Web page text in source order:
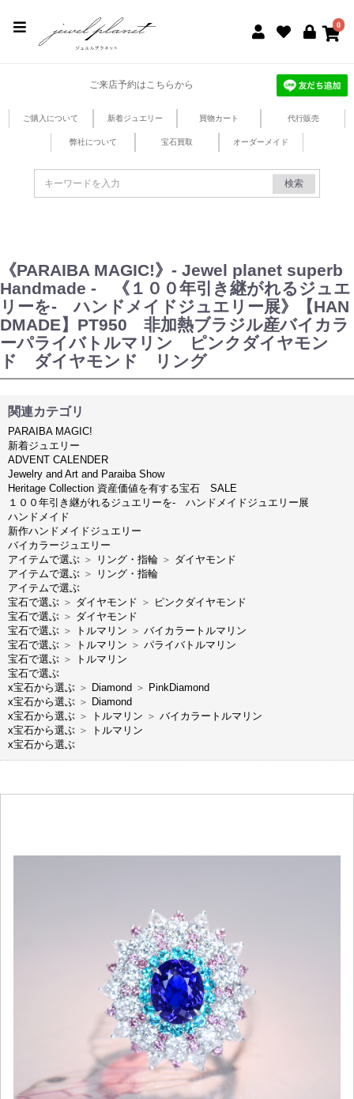
0
ご来店予約はこちらから
ご購入について 新着ジュエリー 買物カート 代行販売
弊社について 宝石買取 オーダーメイド
検索
《PARAIBA MAGIC!》- Jewel planet superb
Handmade - 《１００年引き継がれるジュエ
リーを- ハンドメイドジュエリー展》【HAN
DMADE】PT950 非加熱ブラジル産バイカラ
ーパライバトルマリン ピンクダイヤモン
ド ダイヤモンド リング
関連カテゴリ
PARAIBA MAGIC!
新着ジュエリー
ADVENT CALENDER
Jewelry and Art and Paraiba Show
Heritage Collection 資産価値を有する宝石 SALE
１００年引き継がれるジュエリーを- ハンドメイドジュエリー展
ハンドメイド
新作ハンドメイドジュエリー
バイカラージュエリー
アイテムで選ぶ ＞ リング・指輪 ＞ ダイヤモンド
アイテムで選ぶ ＞
リング・指輪
アイテムで選ぶ
宝石で選ぶ ＞ ダイヤモンド ＞ ピンクダイヤモンド
宝石で選ぶ ＞ ダイヤモンド
宝石で選ぶ ＞ トルマリン ＞ バイカラートルマリン
宝石で選ぶ ＞ トルマリン ＞ パライバトルマリン
宝石で選ぶ ＞
トルマリン
宝石で選ぶ
x宝石から選ぶ ＞ Diamond ＞ PinkDiamond
x宝石から選ぶ ＞ Diamond
x宝石から選ぶ ＞ トルマリン ＞ バイカラートルマリン
x宝石から選ぶ ＞
トルマリン
x宝石から選ぶ